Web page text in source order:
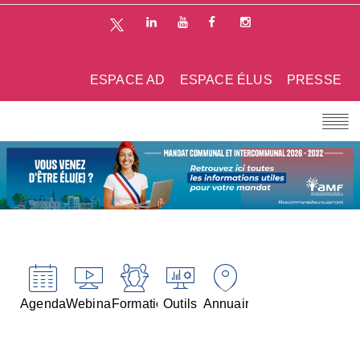
PRESSE
ESPACE ÉLUS
ESPACE AD
AgendaWebinairesFormationsOutils Annuaires